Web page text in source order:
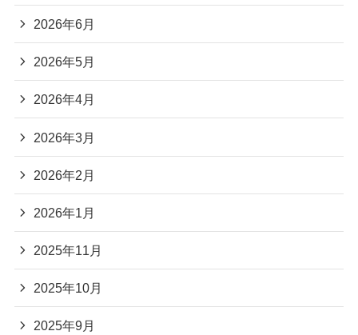
2026年6月
2026年5月
2026年4月
2026年3月
2026年2月
2026年1月
2025年11月
2025年10月
2025年9月